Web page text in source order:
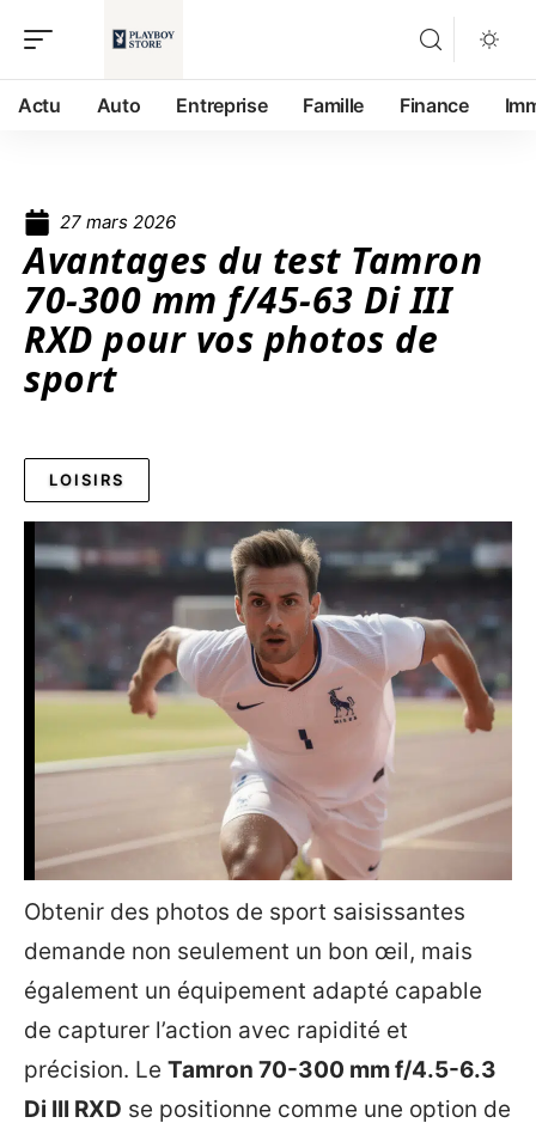
Actu Auto Entreprise Famille Finance
27 mars 2026
Avantages du test Tamron
70-300 mm f/45-63 Di III
RXD pour vos photos de
sport
LOISIRS
Obtenir des photos de sport saisissantes
demande non seulement un bon œil, mais
également un équipement adapté capable
de capturer l’action avec rapidité et
précision. Le Tamron 70-300 mm f/4.5-6.3
Di III RXD se positionne comme une option de